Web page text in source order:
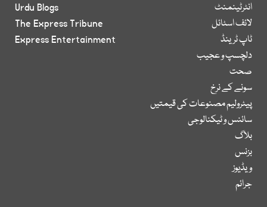
انٹرٹینمنٹ
لائف اسٹائل
ٹاپ ٹرینڈ
دلچسپ و عجیب
صحت
سونے کے نرخ
پیٹرولیم مصنوعات کی قیمتیں
سائنس و ٹیکنالوجی
بلاگ
بزنس
ویڈیوز
جرائم
Urdu Blogs
The Express Tribune
Express Entertainment